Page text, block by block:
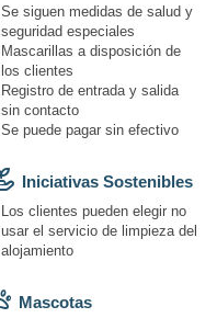
Se siguen medidas de salud y
seguridad especiales
Mascarillas a disposición de
los clientes
Registro de entrada y salida
sin contacto
Se puede pagar sin efectivo
Iniciativas Sostenibles
Los clientes pueden elegir no
usar el servicio de limpieza del
alojamiento
Mascotas